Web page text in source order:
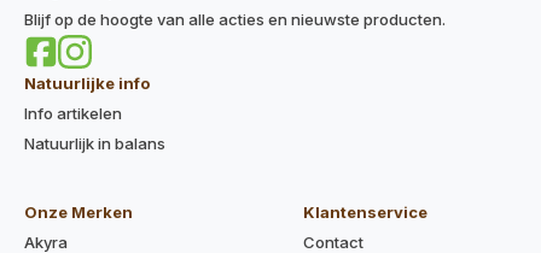
Blijf op de hoogte van alle acties en nieuwste producten.
Natuurlijke info
Info artikelen
Natuurlijk in balans
Onze Merken
Akyra
Klantenservice
Contact